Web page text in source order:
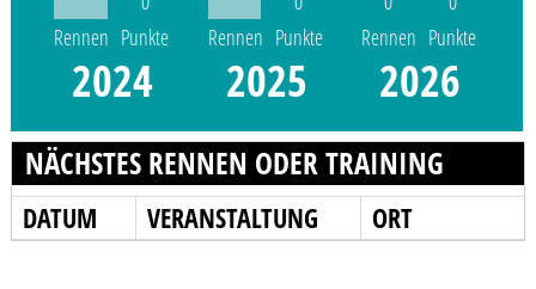
Rennen Punkte
2024
Rennen Punkte
2025
Rennen Punkte
2026
NÄCHSTES RENNEN ODER TRAINING
DATUM VERANSTALTUNG ORT